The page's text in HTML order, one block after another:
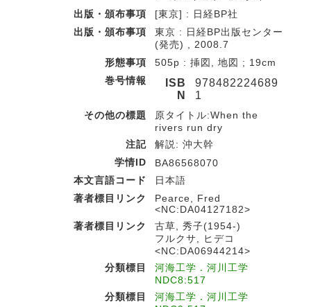
出版・頒布事項
[東京] : 日経BP社
出版・頒布事項
東京 : 日経BP出版センター
(発売) , 2008.7
形態事項
505p : 挿図, 地図 ; 19cm
巻号情報
ISB
N
978482224689
1
その他の標題
原タイトル:When the
rivers run dry
注記
解説: 沖大幹
学情ID
BA86568070
本文言語コード
日本語
著者標目リンク
Pearce, Fred
<NC:DA04127182>
著者標目リンク
古草, 秀子(1954-)
フルクサ, ヒデコ
<NC:DA06944214>
分類標目
河海工学．河川工学
NDC8:517
分類標目
河海工学．河川工学